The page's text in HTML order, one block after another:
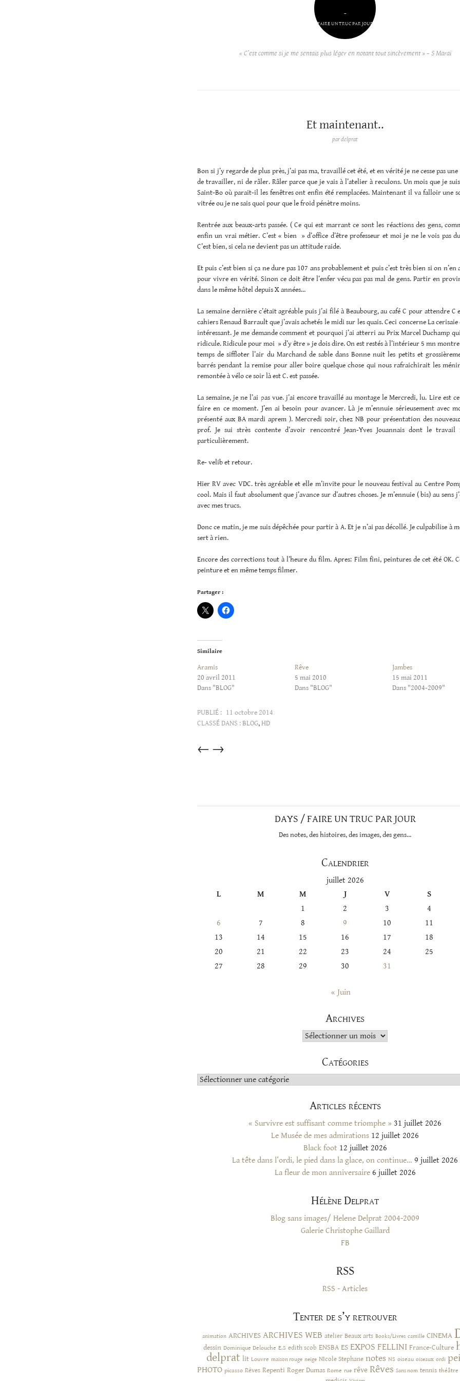
–
FAIRE UN TRUC PAR JOUR
« C’est comme si je me sentais plus léger en notant tout sincèrement » – S Maraï
Et maintenant..
pardelprat
Bon si j’y regarde de plus près, j’ai pas ma, travaillé cet été, et en vérité je ne cesse pas une
de travailler, ni de râler. Râler parce que je vais à l’atelier à reculons. Un mois que je
Saint-Bo où parait-il les fenêtres ont enfin été remplacées. Maintenant il va falloir une
vitrée ou je ne sais quoi pour que le froid pénètre moins.
Rentrée aux beaux-arts passée. ( Ce qui est marrant ce sont les réactions des gens,
enfin un vrai métier. C’est « bien » d’office d’être professeur et moi je ne le vois pas
C’est bien, si cela ne devient pas un attitude raide.
Et puis c’est bien si ça ne dure pas 107 ans probablement et puis c’est très bien si on n’en
pour vivre en vérité. Sinon ce doit être l’enfer vécu pas pas mal de gens. Partir en
dans le même hôtel depuis X années…
La semaine dernière c’était agréable puis j’ai filé à Beaubourg, au café C pour attendre C
cahiers Renaud Barrault que j’avais achetés le midi sur les quais. Ceci concerne La cerisaie
intéressant. Je me demande comment et pourquoi j’ai atterri au Prix Marcel Duchamp
ridicule. Ridicule pour moi » d’y être » je dois dire. On est restés à l’intérieur 5 mn
temps de siffloter l’air du Marchand de sable dans Bonne nuit les petits et
barrés pendant la remise pour aller boire quelque chose qui nous rafraichirait les
remontée à vélo ce soir là est C. est passée.
La semaine, je ne l’ai pas vue. j’ai encore travaillé au montage le Mercredi, lu. Lire est
faire en ce moment. J’en ai besoin pour avancer. Là je m’ennuie sérieusement avec
présenté aux BA mardi aprem ). Mercredi soir, chez NB pour présentation des
prof. Je sui strès contente d’avoir rencontré Jean-Yves Jouannais dont le travail
particulièrement.
Re- velib et retour.
Hier RV avec VDC. très agréable et elle m’invite pour le nouveau festival au Centre
cool. Mais il faut absolument que j’avance sur d’autres choses. Je m’ennuie ( bis) au sens
avec mes trucs.
Donc ce matin, je me suis dépêchée pour partir à A. Et je n’ai pas décollé. Je culpabilise à
sert à rien.
Encore des corrections tout à l’heure du film. Apres: Film fini, peintures de cet été OK.
peinture et en même temps filmer.
Partager :
Similaire
Aramis
20 avril 2011
Dans "BLOG"
Rêve
5 mai 2010
Dans "BLOG"
Jambes
15 mai 2011
Dans "2004-2009"
PUBLIÉ : 11 octobre 2014
CLASSÉ DANS :BLOG,HD
Articles
→
←
DAYS / FAIRE UN TRUC PAR JOUR
Des notes, des histoires, des images, des gens…
Calendrier
juillet 2026
L
M M J V
S
1
2 3
4
6
7 8 9 10
11
13
14 15 16 17
18
20
21 22 23 24
25
27
28 29 30 31
« Juin
Archives
Archives
Catégories
Catégories
Articles récents
« Survivre est suffisant comme triomphe » 31 juillet 2026
Le Musée de mes admirations 12 juillet 2026
Black foot 12 juillet 2026
La tête dans l’ordi, le pied dans la glace, on continue… 9 juillet 2026
La fleur de mon anniversaire 6 juillet 2026
Hélène Delprat
Blog sans images/ Helene Delprat 2004-2009
Galerie Christophe Gaillard
FB
RSS
RSS - Articles
Tenter de s’y retrouver
animation ARCHIVES ARCHIVES WEB atelier Beaux arts Books/Livres camille CINEMA
dessin Dominique Delouche E.S edith scob ENSBA ES EXPOS FELLINI France-Culture
delprat lit Louvre maison rouge neige NIcole Stephane notes NS oiseau oiseaux ordi
PHOTO picasso Rêves Repenti Roger Dumas Rome rue rêve Rêves Sans nom tennis théâtre